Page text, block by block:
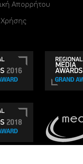
Απορρήτου